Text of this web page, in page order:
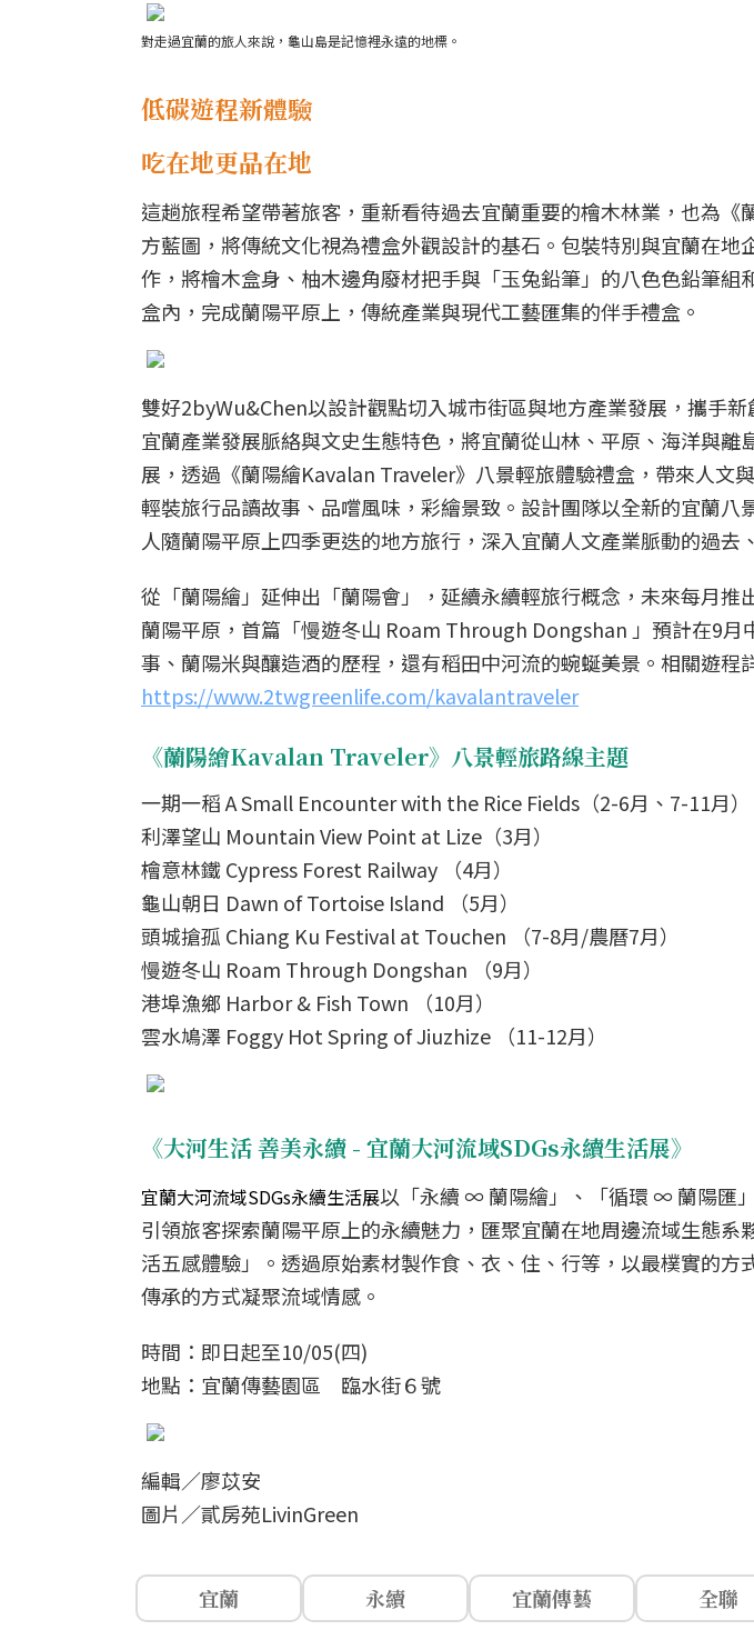
對走過宜蘭的旅人來說，龜山島是記憶裡永遠的地標。
低碳遊程新體驗
吃在地更品在地
這趟旅程希望帶著旅客，重新看待過去宜蘭重要的檜木林業，也為
方藍圖，將傳統文化視為禮盒外觀設計的基石。包裝特別與宜蘭在地
作，將檜木盒身、柚木邊角廢材把手與「玉兔鉛筆」的八色色鉛筆組
盒內，完成蘭陽平原上，傳統產業與現代工藝匯集的伴手禮盒。
雙好2byWu&Chen以設計觀點切入城市街區與地方產業發展，攜手
宜蘭產業發展脈絡與文史生態特色，將宜蘭從山林、平原、海洋與離
展，透過《蘭陽繪Kavalan Traveler》八景輕旅體驗禮盒，帶來人文
輕裝旅行品讀故事、品嚐風味，彩繪景致。設計團隊以全新的宜蘭八
人隨蘭陽平原上四季更迭的地方旅行，深入宜蘭人文產業脈動的過去
從「蘭陽繪」延伸出「蘭陽會」，延續永續輕旅行概念，未來每月推
蘭陽平原，首篇「慢遊冬山 Roam Through Dongshan 」預計在9月
事、蘭陽米與釀造酒的歷程，還有稻田中河流的蜿蜒美景。相關遊程
https://www.2twgreenlife.com/kavalantraveler
《蘭陽繪Kavalan Traveler》八景輕旅路線主題
一期一稻 A Small Encounter with the Rice Fields（2-6月、7-11月）
利澤望山 Mountain View Point at Lize（3月）
檜意林鐵 Cypress Forest Railway （4月）
龜山朝日 Dawn of Tortoise Island （5月）
頭城搶孤 Chiang Ku Festival at Touchen （7-8月/農曆7月）
慢遊冬山 Roam Through Dongshan （9月）
港埠漁鄉 Harbor & Fish Town （10月）
雲水鳩澤 Foggy Hot Spring of Jiuzhize （11-12月）
《大河生活 善美永續 - 宜蘭大河流域SDGs永續生活展》
宜蘭大河流域SDGs永續生活展以「永續 ∞ 蘭陽繪」、「循環 ∞ 蘭陽匯
引領旅客探索蘭陽平原上的永續魅力，匯聚宜蘭在地周邊流域生態系
活五感體驗」。透過原始素材製作食、衣、住、行等，以最樸實的方
傳承的方式凝聚流域情感。
時間：即日起至10/05(四)
地點：宜蘭傳藝園區 臨水街６號
編輯／廖苡安
圖片／貳房苑LivinGreen
宜蘭 永續 宜蘭傳藝 全聯